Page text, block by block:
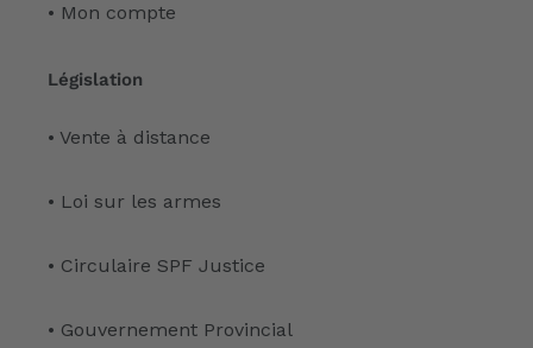
• Mon compte
Législation
• Vente à distance
• Loi sur les armes
• Circulaire SPF Justice
• Gouvernement Provincial